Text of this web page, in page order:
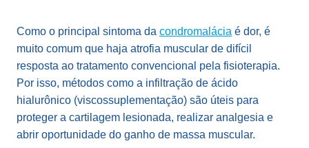
Como o principal sintoma da condromalácia é dor, é
muito comum que haja atrofia muscular de difícil
resposta ao tratamento convencional pela fisioterapia.
Por isso, métodos como a infiltração de ácido
hialurônico (viscossuplementação) são úteis para
proteger a cartilagem lesionada, realizar analgesia e
abrir oportunidade do ganho de massa muscular.